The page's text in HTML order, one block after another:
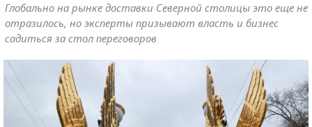
Глобально на рынке доставки Северной столицы это еще не
отразилось, но эксперты призывают власть и бизнес
садиться за стол переговоров